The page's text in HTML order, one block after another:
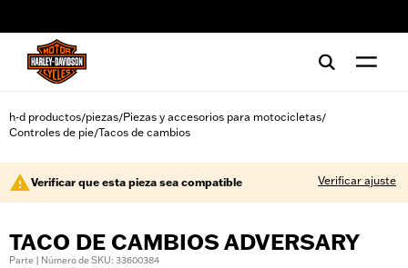
h-d productos/piezas/Piezas y accesorios para motocicletas/
Controles de pie/Tacos de cambios
Verificar que esta pieza sea compatible Verificar ajuste
TACO DE CAMBIOS ADVERSARY
Parte | Número de SKU: 33600384